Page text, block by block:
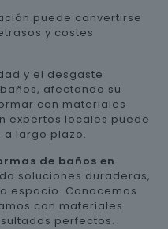
puede convertirse
y costes
y el desgaste
afectando su
con materiales
expertos locales puede
largo plazo.
de baños en
soluciones duraderas,
espacio. Conocemos
con materiales
perfectos.